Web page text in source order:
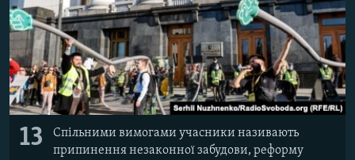
13
Спільними вимогами учасники називають
припинення незаконної забудови, реформу